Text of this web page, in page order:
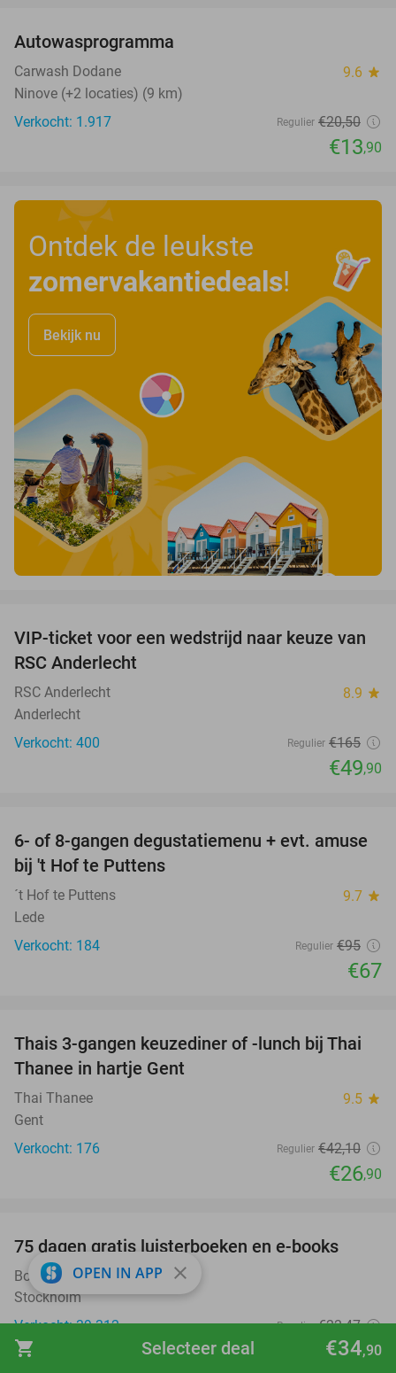
shopping_cart €34,90
Selecteer deal
Autowasprogramma
Carwash Dodane 9.6 star
Ninove (+2 locaties) (9 km)
Verkocht: 1.917
Regulier €20,50
€13,90
Ontdek de leukste
zomervakantiedeals!
Bekijk nu
70%
OUT
VIP-ticket voor een wedstrijd naar keuze van
RSC Anderlecht
RSC Anderlecht 8.9 star
Anderlecht
Verkocht: 400
Regulier €165
€49,90
29%
6- of 8-gangen degustatiemenu + evt. amuse
bij 't Hof te Puttens
´t Hof te Puttens 9.7 star
Lede
Verkocht: 184
Regulier €95
€67
36%
Thais 3-gangen keuzediner of -lunch bij Thai
Thanee in hartje Gent
Thai Thanee 9.5 star
Gent
Verkocht: 176
Regulier €42,10
€26,90
75 dagen gratis luisterboeken en e-books
BookBeat
Stockholm
Verkocht: 39.312
Regulier €22,47
Gratis
OPEN IN APP close